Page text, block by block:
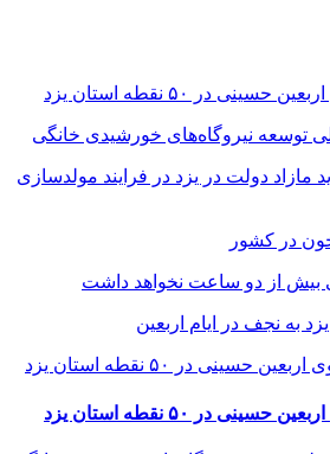
در ۵۰ نقطه استان یزد
توسعه نیروگاه‌های خورشیدی خانگی
مازاد دولت در یزد در فرایند مولدسازی
خون در کشور
بیش از دو ساعت نخواهد داشت
به نجف در ایام اربعین
در ۵۰ نقطه استان یزد